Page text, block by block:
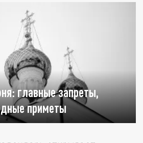
главные запреты,
приметы